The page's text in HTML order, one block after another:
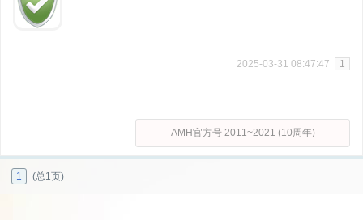
2025-03-31 08:47:47 1
AMH官方号 2011~2021 (10周年)
1 (总1页)